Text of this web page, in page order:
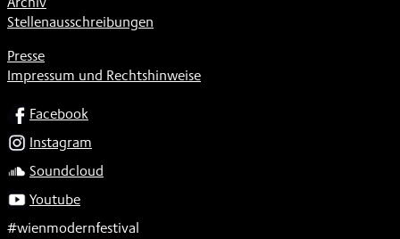
Stellenausschreibungen
Presse
Impressum und Rechtshinweise
SOCIALFacebook
Instagram
Soundcloud
Youtube
#wienmodernfestival